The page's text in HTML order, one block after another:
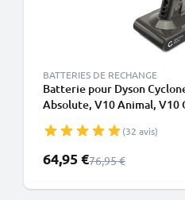
BATTERIES DE RECHANGE
Batterie pour Dyson
Absolute, V10 Animal, V10
à vis - de CELLONIC(32 avis)
Prix spécial
64,95 €Prix normal
76,95 €